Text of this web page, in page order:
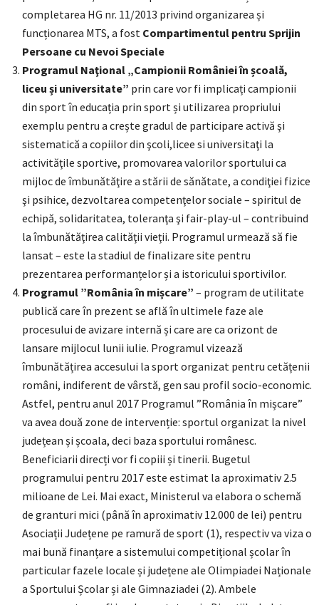
completarea HG nr. 11/2013 privind organizarea și
funcționarea MTS, a fost Compartimentul pentru Sprijin
Persoane cu Nevoi Speciale
Programul Naţional „Campionii României în școală,
liceu și universitate” prin care vor fi implicați campionii
din sport în educația prin sport și utilizarea propriului
exemplu pentru a crește gradul de participare activă şi
sistematică a copiilor din şcoli,licee si universitaţi la
activităţile sportive, promovarea valorilor sportului ca
mijloc de îmbunătăţire a stării de sănătate, a condiţiei fizice
şi psihice, dezvoltarea competenţelor sociale – spiritul de
echipă, solidaritatea, toleranţa şi fair-play-ul – contribuind
la îmbunătăţirea calităţii vieţii. Programul urmează să fie
lansat – este la stadiul de finalizare site pentru
prezentarea performanțelor și a istoricului sportivilor.
Programul ”România în mișcare” – program de utilitate
publică care în prezent se află în ultimele faze ale
procesului de avizare internă și care are ca orizont de
lansare mijlocul lunii iulie. Programul vizează
îmbunătățirea accesului la sport organizat pentru cetățenii
români, indiferent de vârstă, gen sau profil socio-economic.
Astfel, pentru anul 2017 Programul ”România în mișcare”
va avea două zone de intervenție: sportul organizat la nivel
județean și școala, deci baza sportului românesc.
Beneficiarii direcți vor fi copiii și tinerii. Bugetul
programului pentru 2017 este estimat la aproximativ 2.5
milioane de Lei. Mai exact, Ministerul va elabora o schemă
de granturi mici (până în aproximativ 12.000 de lei) pentru
Asociații Județene pe ramură de sport (1), respectiv va viza o
mai bună finanțare a sistemului competițional școlar în
particular fazele locale și județene ale Olimpiadei Naționale
a Sportului Școlar și ale Gimnaziadei (2). Ambele